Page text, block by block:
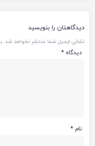
دیدگاهتان را بنویسید
نشانی ایمیل شما منتشر نخواهد شد.
دیدگاه *
نام *